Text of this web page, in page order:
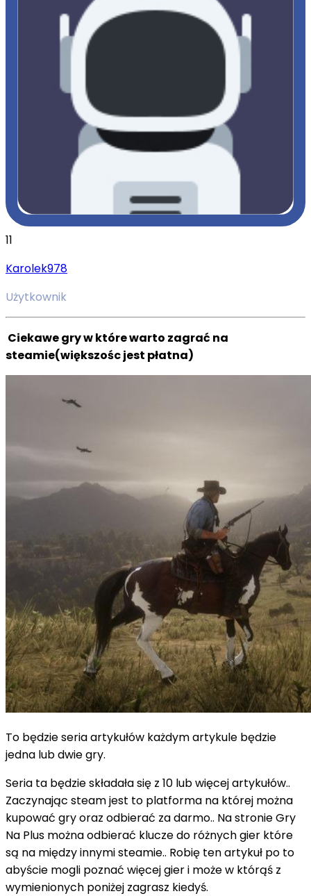
11
Karolek978
Użytkownik
Ciekawe gry w które warto zagrać na
steamie(większośc jest płatna)
To będzie seria artykułów każdym artykule będzie
jedna lub dwie gry.
Seria ta będzie składała się z 10 lub więcej artykułów..
Zaczynając steam jest to platforma na której można
kupować gry oraz odbierać za darmo.. Na stronie Gry
Na Plus można odbierać klucze do różnych gier które
są na między innymi steamie.. Robię ten artykuł po to
abyście mogli poznać więcej gier i może w którąś z
wymienionych poniżej zagrasz kiedyś.